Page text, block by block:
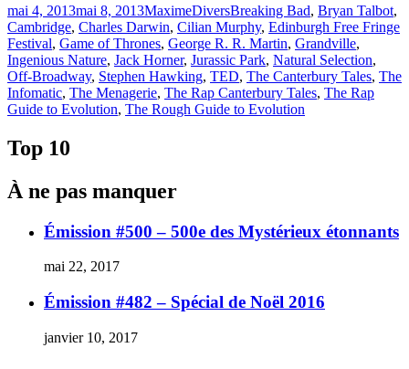
101
:
maîtriser
la
science
par
le
Publié
le
mai 4, 2013mai 8, 2013MaximeCatégories
DiversÉtiquettes
Breaking Bad, Bryan Talbot,
Cambridge, Charles Darwin, Cilian Murphy, Edinburgh Free Fringe
Festival, Game of Thrones, George R. R. Martin, Grandville,
Ingenious Nature, Jack Horner, Jurassic Park, Natural Selection,
Off-Broadway, Stephen Hawking, TED, The Canterbury Tales, The
Infomatic, The Menagerie, The Rap Canterbury Tales, The Rap
Guide to Evolution, The Rough Guide to Evolution
Top 10
À ne pas manquer
Émission #500 – 500e des Mystérieux étonnants
mai 22, 2017
Émission #482 – Spécial de Noël 2016
janvier 10, 2017